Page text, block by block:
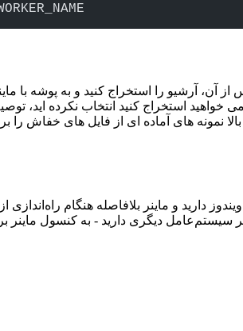
خواهید استخراج کنید انتخاب نکرده اید،
نمونه های آماده ای از فایل های خفاش
دارید و ماینر بلافاصله هنگام